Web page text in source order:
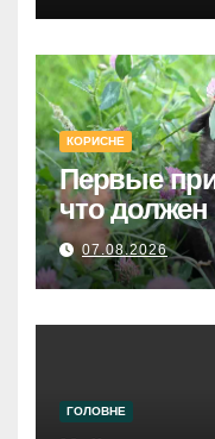
КОРИСНЕ
Первые
что
хозяин
07.08.2026
ГОЛОВНЕ